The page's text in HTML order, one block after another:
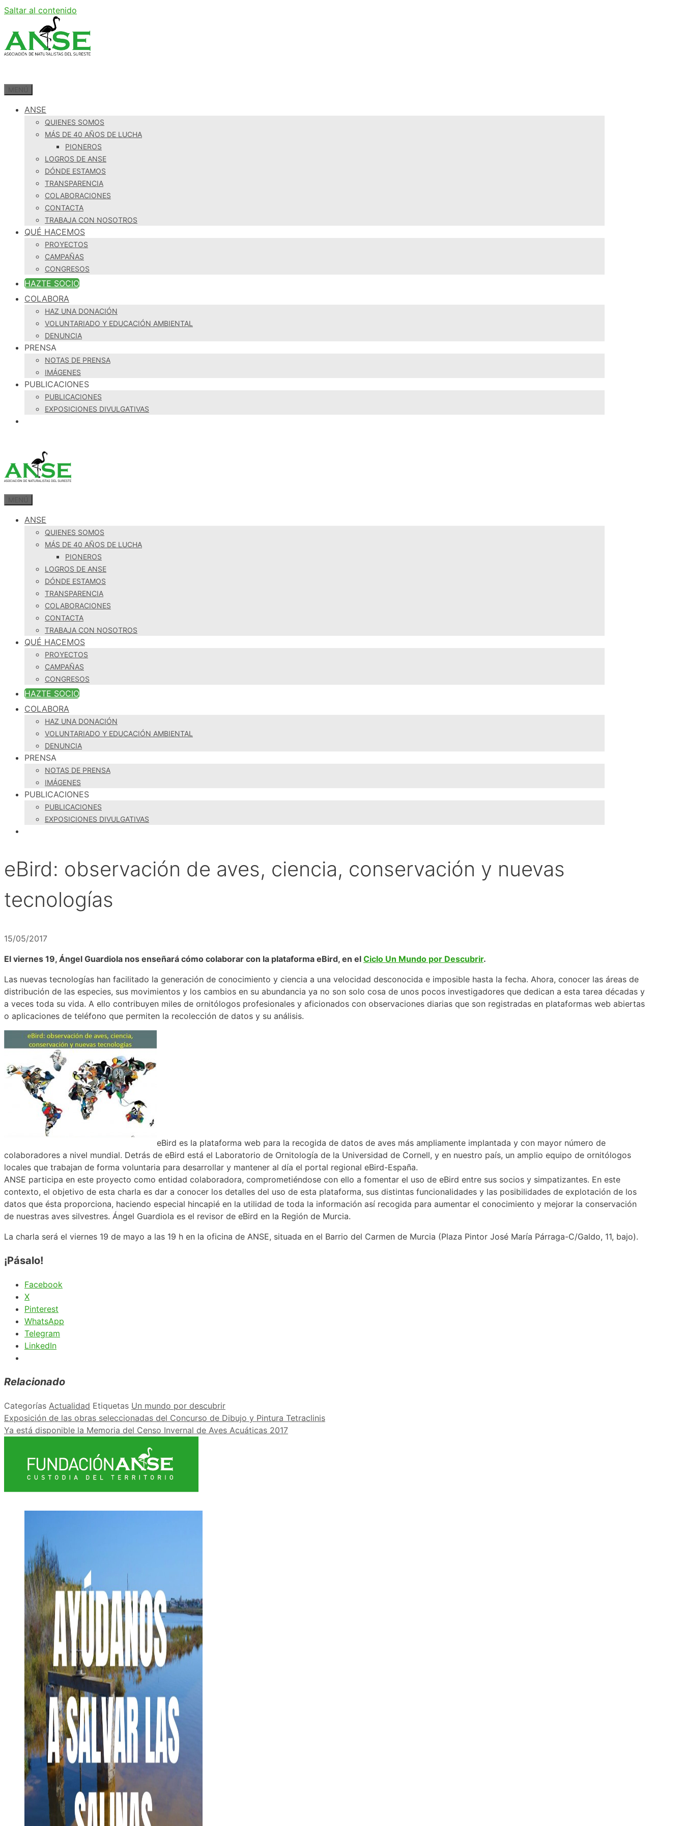
Saltar al contenido
ANSE
QUIENES SOMOS
MÁS DE 40 AÑOS DE LUCHA
PIONEROS
LOGROS DE ANSE
DÓNDE ESTAMOS
TRANSPARENCIA
COLABORACIONES
CONTACTA
TRABAJA CON NOSOTROS
QUÉ HACEMOS
PROYECTOS
CAMPAÑAS
CONGRESOS
HAZTE SOCIO
COLABORA
HAZ UNA DONACIÓN
VOLUNTARIADO Y EDUCACIÓN AMBIENTAL
DENUNCIA
PRENSA
NOTAS DE PRENSA
IMÁGENES
PUBLICACIONES
PUBLICACIONES
EXPOSICIONES DIVULGATIVAS
ANSE
QUIENES SOMOS
MÁS DE 40 AÑOS DE LUCHA
PIONEROS
LOGROS DE ANSE
DÓNDE ESTAMOS
TRANSPARENCIA
COLABORACIONES
CONTACTA
TRABAJA CON NOSOTROS
QUÉ HACEMOS
PROYECTOS
CAMPAÑAS
CONGRESOS
HAZTE SOCIO
COLABORA
HAZ UNA DONACIÓN
VOLUNTARIADO Y EDUCACIÓN AMBIENTAL
DENUNCIA
PRENSA
NOTAS DE PRENSA
IMÁGENES
PUBLICACIONES
PUBLICACIONES
EXPOSICIONES DIVULGATIVAS
eBird: observación de aves, ciencia, conservación y nuevas
tecnologías
15/05/2017
El viernes 19, Ángel Guardiola nos enseñará cómo colaborar con la plataforma eBird, en el Ciclo Un Mundo por Descubrir.
Las nuevas tecnologías han facilitado la generación de conocimiento y ciencia a una velocidad desconocida e imposible hasta la fecha. Ahora, conocer las áreas de
distribución de las especies, sus movimientos y los cambios en su abundancia ya no son solo cosa de unos pocos investigadores que dedican a esta tarea décadas y
a veces toda su vida. A ello contribuyen miles de ornitólogos profesionales y aficionados con observaciones diarias que son registradas en plataformas web abiertas
o aplicaciones de teléfono que permiten la recolección de datos y su análisis.
eBird es la plataforma web para la recogida de datos de aves más ampliamente implantada y con mayor número de
colaboradores a nivel mundial. Detrás de eBird está el Laboratorio de Ornitología de la Universidad de Cornell, y en nuestro país, un amplio equipo de ornitólogos
locales que trabajan de forma voluntaria para desarrollar y mantener al día el portal regional eBird-España.
ANSE participa en este proyecto como entidad colaboradora, comprometiéndose con ello a fomentar el uso de eBird entre sus socios y simpatizantes. En este
contexto, el objetivo de esta charla es dar a conocer los detalles del uso de esta plataforma, sus distintas funcionalidades y las posibilidades de explotación de los
datos que ésta proporciona, haciendo especial hincapié en la utilidad de toda la información así recogida para aumentar el conocimiento y mejorar la conservación
de nuestras aves silvestres. Ángel Guardiola es el revisor de eBird en la Región de Murcia.
La charla será el viernes 19 de mayo a las 19 h en la oficina de ANSE, situada en el Barrio del Carmen de Murcia (Plaza Pintor José María Párraga-C/Galdo, 11, bajo).
¡Pásalo!
Facebook
X
Pinterest
WhatsApp
Telegram
LinkedIn
Relacionado
Categorías Actualidad Etiquetas Un mundo por descubrir
Exposición de las obras seleccionadas del Concurso de Dibujo y Pintura Tetraclinis
Ya está disponible la Memoria del Censo Invernal de Aves Acuáticas 2017